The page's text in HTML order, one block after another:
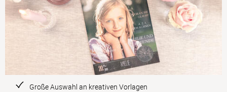
Nach der
Große Auswahl an kreativen Vorlagen